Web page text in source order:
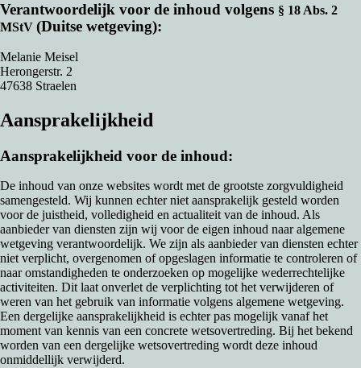
Verantwoordelijk voor de inhoud volgens § 18 Abs. 2
MStV (Duitse wetgeving):
Melanie Meisel
Herongerstr. 2
47638 Straelen
Aansprakelijkheid
Aansprakelijkheid voor de inhoud:
De inhoud van onze websites wordt met de grootste zorgvuldigheid
samengesteld. Wij kunnen echter niet aansprakelijk gesteld worden
voor de juistheid, volledigheid en actualiteit van de inhoud. Als
aanbieder van diensten zijn wij voor de eigen inhoud naar algemene
wetgeving verantwoordelijk. We zijn als aanbieder van diensten echter
niet verplicht, overgenomen of opgeslagen informatie te controleren of
naar omstandigheden te onderzoeken op mogelijke wederrechtelijke
activiteiten. Dit laat onverlet de verplichting tot het verwijderen of
weren van het gebruik van informatie volgens algemene wetgeving.
Een dergelijke aansprakelijkheid is echter pas mogelijk vanaf het
moment van kennis van een concrete wetsovertreding. Bij het bekend
worden van een dergelijke wetsovertreding wordt deze inhoud
onmiddellijk verwijderd.